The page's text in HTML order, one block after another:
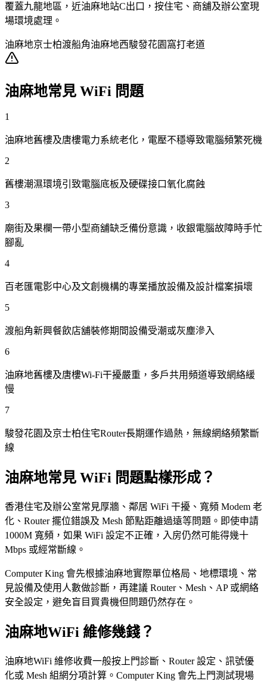
覆蓋九龍地區，近油麻地站C出口，按住宅、商舖及辦公室現
場環境處理。
油麻地京士柏渡船角油麻地西駿發花園 窩打老道
油麻地常見 WiFi 問題
1
油麻地舊樓及唐樓電力系統老化，電壓不穩導致電腦頻繁死機
2
舊樓潮濕環境引致電腦底板及硬碟接口氧化腐蝕
3
廟街及果欄一帶小型商舖缺乏備份意識，收銀電腦故障時手忙
腳亂
4
百老匯電影中心及文創機構的專業播放設備及設計檔案損壞
5
渡船角新興餐飲店舖裝修期間設備受潮或灰塵滲入
6
油麻地舊樓及唐樓Wi-Fi干擾嚴重，多戶共用頻道導致網絡緩
慢
7
駿發花園及京士柏住宅Router長期運作過熱，無線網絡頻繁斷
線
油麻地常見 WiFi 問題點樣形成？
香港住宅及辦公室常見厚牆、鄰居 WiFi 干擾、寬頻 Modem 老
化、Router 擺位錯誤及 Mesh 節點距離過遠等問題。即使申請
1000M 寬頻，如果 WiFi 設定不正確，入房仍然可能得幾十
Mbps 或經常斷線。
Computer King 會先根據油麻地實際單位格局、地標環境、常
見設備及使用人數做診斷，再建議 Router、Mesh、AP 或網絡
安全設定，避免盲目買貴機但問題仍然存在。
油麻地WiFi 維修幾錢？
油麻地WiFi 維修收費一般按上門診斷、Router 設定、訊號優
化或 Mesh 組網分項計算。Computer King 會先上門測試現場